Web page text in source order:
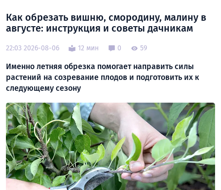
Как обрезать вишню, смородину, малину в
августе: инструкция и советы дачникам
22:03 2026-08-06 12 мин 0 59
Именно летняя обрезка помогает направить силы
растений на созревание плодов и подготовить их к
следующему сезону